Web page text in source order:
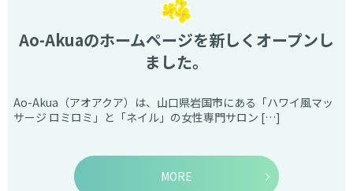
Ao-Akuaのホームページを新しくオープンし
ました。
Ao-Akua（アオアクア）は、山口県岩国市にある「ハワイ風マッ
サージ ロミロミ」と「ネイル」の女性専門サロン […]
MORE